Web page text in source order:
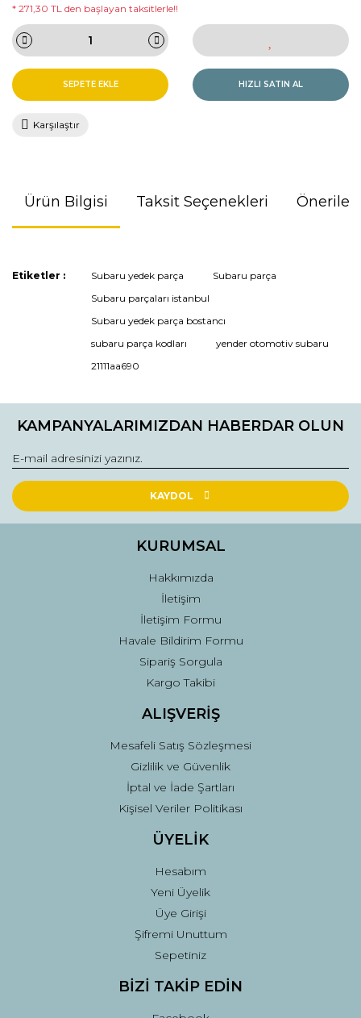
* 271,30 TL den başlayan taksitlerle!!
SEPETE EKLE HIZLI SATIN AL
Karşılaştır
Ürün Bilgisi Taksit Seçenekleri
Bu ürünün fiyat bilgisi, resim, ürün açıklamalarında ve diğer
kullanarak tarafımıza iletebilirsiniz.
Görüş ve önerileriniz için teşekkür ederiz.
Ürün bilgilerinde hatalar bulunuyor.
Ürün fiyatı diğer sitelerden daha pahalı.
Etiketler : Subaru yedek parça
Subaru parça
Subaru parçaları istanbul
Subaru yedek parça bostancı
subaru parça kodları
yender otomotiv subaru
21111aa690
KAMPANYALARIMIZDAN HABERDAR OLUN
KAYDOL
KURUMSAL
Hakkımızda
İletişim
İletişim Formu
Havale Bildirim Formu
Sipariş Sorgula
Kargo Takibi
ALIŞVERİŞ
Mesafeli Satış Sözleşmesi
Gizlilik ve Güvenlik
İptal ve İade Şartları
Kişisel Veriler Politikası
ÜYELİK
Hesabım
Yeni Üyelik
Üye Girişi
Şifremi Unuttum
Sepetiniz
BİZİ TAKİP EDİN